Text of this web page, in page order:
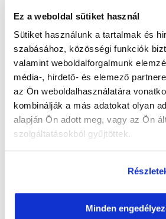
Ez a weboldal sütiket használ
Sütiket használunk a tartalmak és
szabásához, közösségi funkciók
valamint weboldalforgalmunk
média-, hirdető- és elemező
az Ön weboldalhasználatára
kombinálják a más adatokat olyan
alapján Ön adott meg, vagy az Ön
szolgáltatásokból gyűjtöttek.
Minden
Indulás időpontja: 2026-09-19
Képzés ára:145 000 Ft
Minden kedvezmény
Ft-ra csökkenthető!
Vizsgadíj:65 000 Ft
Vizsgadíj várható összege
Lehet még